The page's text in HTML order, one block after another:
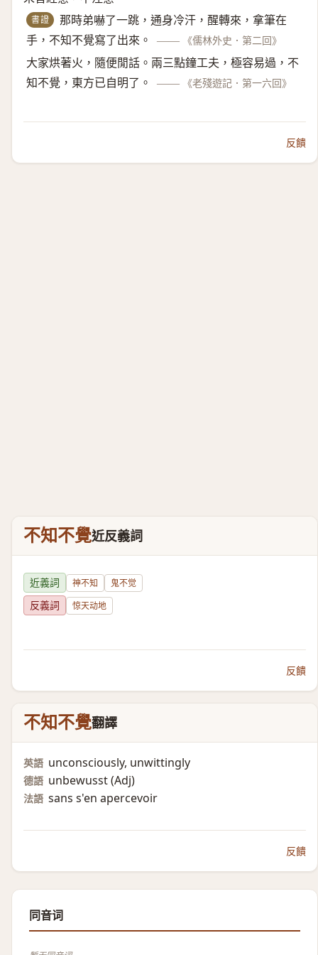
書證
那時弟嚇了一跳，通身冷汗，醒轉來，拿筆在
手，不知不覺寫了出來。
—— 《儒林外史．第二回》
大家烘著火，隨便閒話。兩三點鐘工夫，極容易過，不
知不覺，東方已自明了。
—— 《老殘遊記．第一六回》
反饋
不知不覺近反義詞
近義詞 神不知 鬼不觉
反義詞 惊天动地
反饋
不知不覺翻譯
英語 unconsciously, unwittingly
德語 unbewusst (Adj)​
法語 sans s'en apercevoir
反饋
同音词